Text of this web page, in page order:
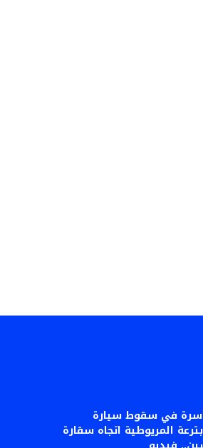
في سقوط سيارة
المريوطية اتجاه سقارة